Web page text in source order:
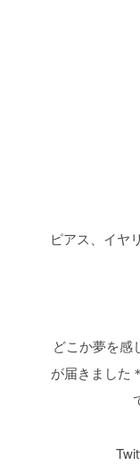
ピアス、イヤ
どこか夢を感
が届きました＊